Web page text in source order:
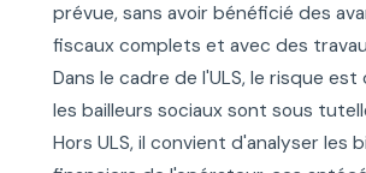
prévue, sans avoir bénéficié des
fiscaux complets et avec des
Dans le cadre de l'ULS, le risque est
les bailleurs sociaux sont sous
Hors ULS, il convient d'analyser les